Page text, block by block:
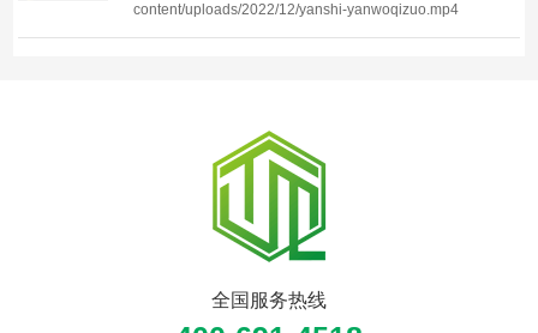
content/uploads/2022/12/yanshi-yanwoqizuo.mp4
全国服务热线